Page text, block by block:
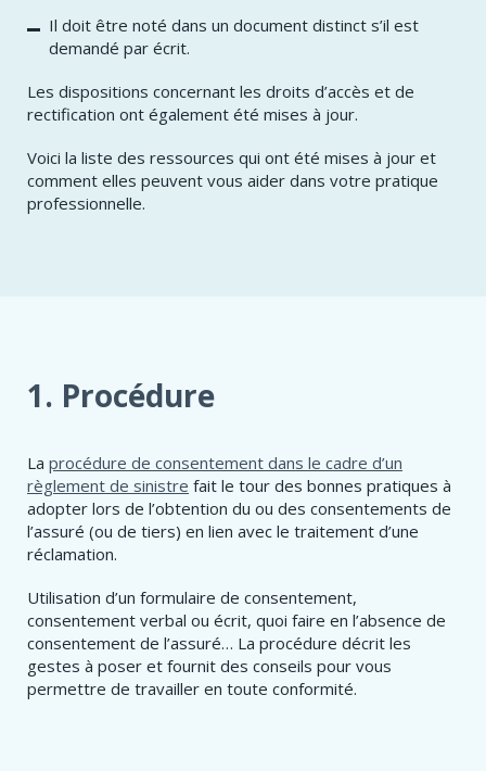
Il doit être noté dans un document distinct s’il est
demandé par écrit.
Les dispositions concernant les droits d’accès et de
rectification ont également été mises à jour.
Voici la liste des ressources qui ont été mises à jour et
comment elles peuvent vous aider dans votre pratique
professionnelle.
1. Procédure
La procédure de consentement dans le cadre d’un
règlement de sinistre fait le tour des bonnes pratiques à
adopter lors de l’obtention du ou des consentements de
l’assuré (ou de tiers) en lien avec le traitement d’une
réclamation.
Utilisation d’un formulaire de consentement,
consentement verbal ou écrit, quoi faire en l’absence de
consentement de l’assuré… La procédure décrit les
gestes à poser et fournit des conseils pour vous
permettre de travailler en toute conformité.